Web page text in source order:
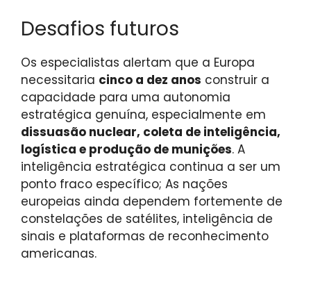
Desafios futuros
Os especialistas alertam que a Europa
necessitaria cinco a dez anos construir a
capacidade para uma autonomia
estratégica genuína, especialmente em
dissuasão nuclear, coleta de inteligência,
logística e produção de munições. A
inteligência estratégica continua a ser um
ponto fraco específico; As nações
europeias ainda dependem fortemente de
constelações de satélites, inteligência de
sinais e plataformas de reconhecimento
americanas.